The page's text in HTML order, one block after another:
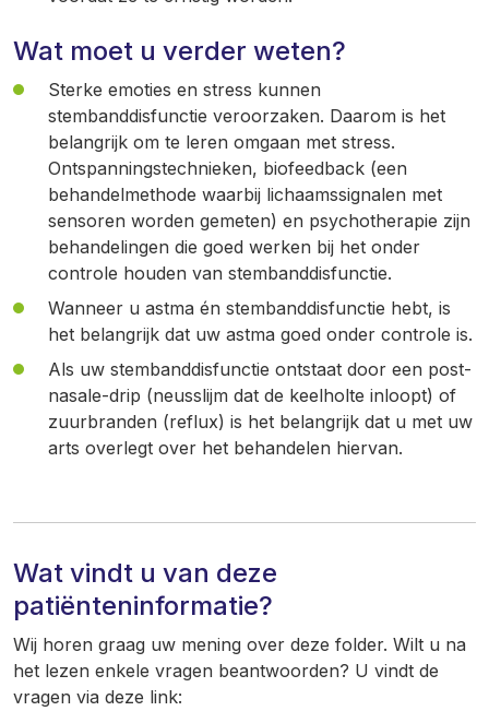
Wat moet u verder weten?
Sterke emoties en stress kunnen
stembanddisfunctie veroorzaken. Daarom is het
belangrijk om te leren omgaan met stress.
Ontspanningstechnieken, biofeedback (een
behandelmethode waarbij lichaamssignalen met
sensoren worden gemeten) en psychotherapie zijn
behandelingen die goed werken bij het onder
controle houden van stembanddisfunctie.
Wanneer u astma én stembanddisfunctie hebt, is
het belangrijk dat uw astma goed onder controle is.
Als uw stembanddisfunctie ontstaat door een post-
nasale-drip (neusslijm dat de keelholte inloopt) of
zuurbranden (reflux) is het belangrijk dat u met uw
arts overlegt over het behandelen hiervan.
Wat vindt u van deze
patiënteninformatie?
Wij horen graag uw mening over deze folder. Wilt u na
het lezen enkele vragen beantwoorden? U vindt de
vragen via deze link: